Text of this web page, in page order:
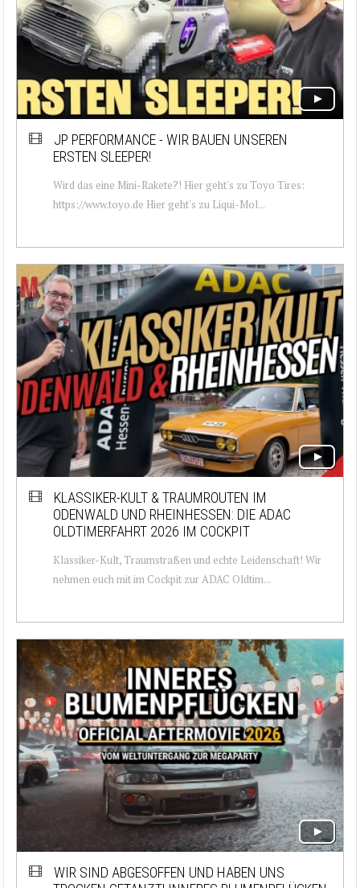
JP PERFORMANCE - WIR BAUEN UNSEREN
ERSTEN SLEEPER!
Wird das eine Mini-Rakete?! Hier geht's zu Toyo Tires:
https://www.toyo.de Hier geht's zu Liqui-Mol...
KLASSIKER-KULT & TRAUMROUTEN IM
ODENWALD UND RHEINHESSEN: DIE ADAC
OLDTIMERFAHRT 2026 IM COCKPIT
Klassiker-Kult, Traumstraßen und echte Leidenschaft! Wir
nehmen euch mit im Cockpit zur ADAC Oldtim...
WIR SIND ABGESOFFEN UND HABEN UNS